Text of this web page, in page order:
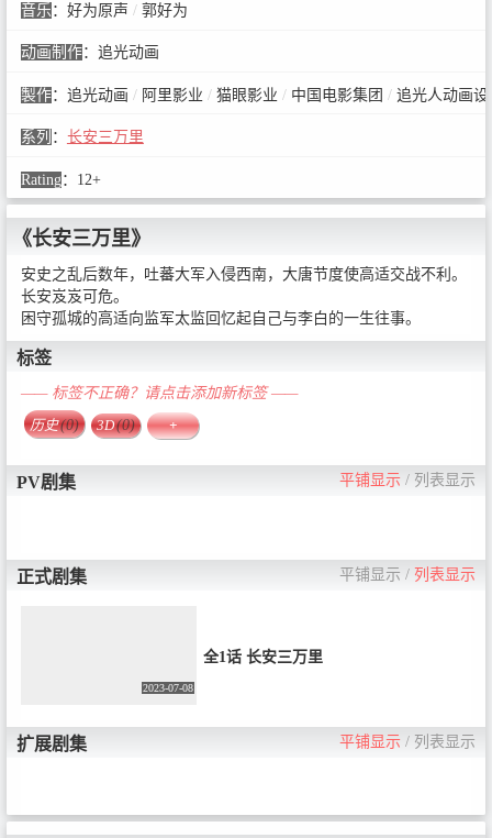
音乐 ： 好为原声 /郭好为
动画制作： 追光动画
製作： 追光动画 /阿里影业 /猫眼影业 /中国电影集团 /追光人动画设
系列 ： 长安三万里
Rating： 12+
《长安三万里》
安史之乱后数年，吐蕃大军入侵西南，大唐节度使高适交战不利。
长安岌岌可危。
困守孤城的高适向监军太监回忆起自己与李白的一生往事。
标签
—— 标签不正确？请点击添加新标签 ——
历史(0) 3D(0) +
PV剧集 平铺显示 / 列表显示
正式剧集 平铺显示 / 列表显示
2023-07-08
全1话 长安三万里
扩展剧集 平铺显示 / 列表显示